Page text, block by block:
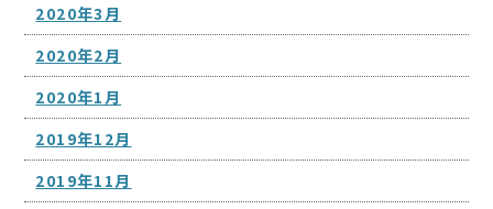
2020年3月
2020年2月
2020年1月
2019年12月
2019年11月